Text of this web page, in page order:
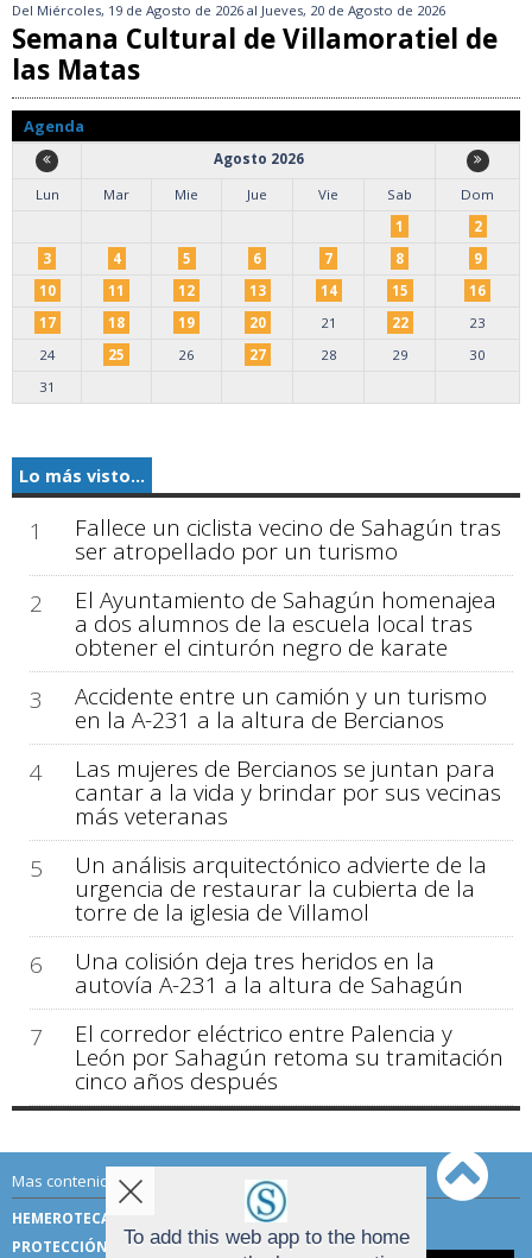
Del Miércoles, 19 de Agosto de 2026 al Jueves, 20 de Agosto de 2026
Semana Cultural de Villamoratiel de
las Matas
Agenda
Agosto 2026
Lun
Mar Mie Jue Vie Sab
Dom
1
2
3
4 5 6 7 8
9
10
11 12 13 14 15
16
17
18 19 20 21 22
23
24
25 26 27 28 29
30
31
Lo más visto...
1 Fallece un ciclista vecino de Sahagún tras
ser atropellado por un turismo
2
El Ayuntamiento de Sahagún homenajea
a dos alumnos de la escuela local tras
obtener el cinturón negro de karate
3
Accidente entre un camión y un turismo
en la A-231 a la altura de Bercianos
4
Las mujeres de Bercianos se juntan para
cantar a la vida y brindar por sus vecinas
más veteranas
5
Un análisis arquitectónico advierte de la
urgencia de restaurar la cubierta de la
torre de la iglesia de Villamol
6
Una colisión deja tres heridos en la
autovía A-231 a la altura de Sahagún
7
El corredor eléctrico entre Palencia y
León por Sahagún retoma su tramitación
cinco años después
Mas contenido de Sahagún Digital:
HEMEROTECA
TÉRMINOS DE USO
PROTECCIÓN DE DATOSTo add this web app to the home